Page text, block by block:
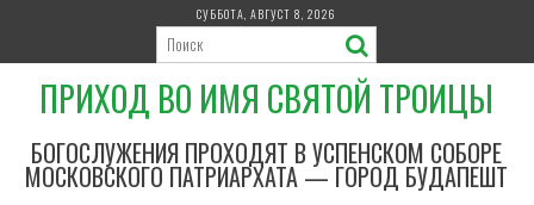
р
СУББОТА, АВГУСТ 8, 2026
ПРИХОД ВО ИМЯ СВЯТОЙ ТРОИЦЫ
БОГОСЛУЖЕНИЯ ПРОХОДЯТ В УСПЕНСКОМ СОБОРЕ
МОСКОВСКОГО ПАТРИАРХАТА — ГОРОД БУДАПЕШТ